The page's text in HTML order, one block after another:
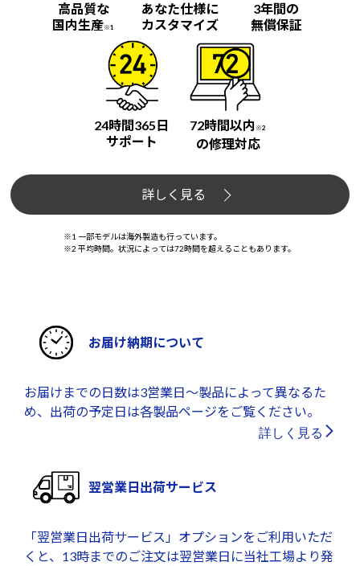
高品質な
国内生産※1
あなた仕様に
カスタマイズ
3年間の
無償保証
24時間365日
サポート
72時間以内 ※2
の修理対応
詳しく見る
※1 一部モデルは海外製造も行っています。
※2 平均時間。状況によっては72時間を超えることもあります。
お届け納期について
お届けまでの日数は3営業日～製品によって異なるた
め、出荷の予定日は各製品ページをご覧ください。
詳しく見る
翌営業日出荷サービス
「翌営業日出荷サービス」オプションをご利用いただ
くと、13時までのご注文は翌営業日に当社工場より発